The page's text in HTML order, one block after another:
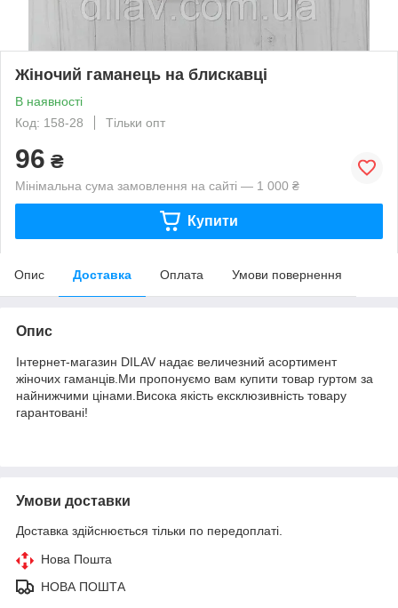
Жіночий гаманець на блискавці
В наявності
Код: 158-28
Тільки опт
96 ₴
Мінімальна сума замовлення на сайті — 1 000 ₴
Купити
Опис Доставка Оплата Умови повернення
Опис
Інтернет-магазин DILAV надає величезний асортимент
жіночих гаманців.Ми пропонуємо вам купити товар гуртом за
найнижчими цінами.Висока якість ексклюзивність товару
гарантовані!
Умови доставки
Доставка здійснюється тільки по передоплаті.
Нова Пошта
НОВА ПОШТА